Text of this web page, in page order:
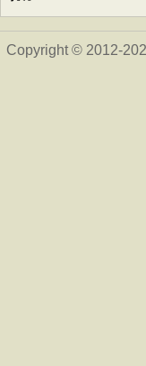
Copyright © 2012-